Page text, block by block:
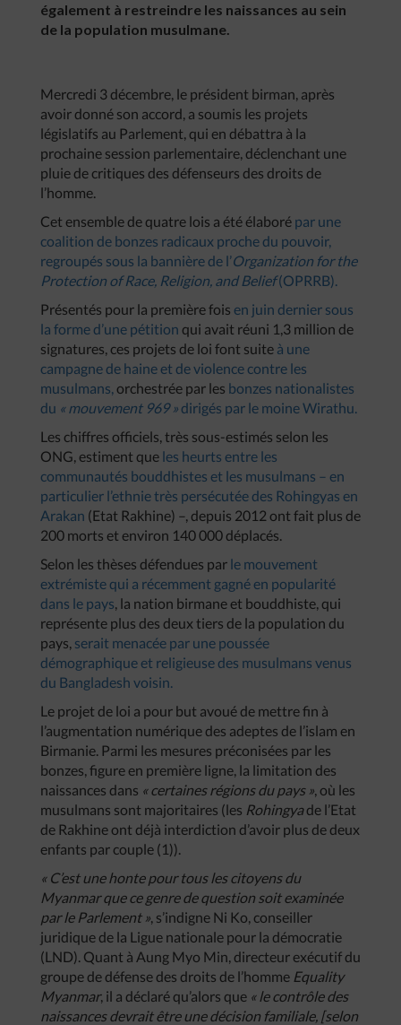
également à restreindre les naissances au sein
de la population musulmane.
Mercredi 3 décembre, le président birman, après
avoir donné son accord, a soumis les projets
législatifs au Parlement, qui en débattra à la
prochaine session parlementaire, déclenchant une
pluie de critiques des défenseurs des droits de
l’homme.
Cet ensemble de quatre lois a été élaboré par une
coalition de bonzes radicaux proche du pouvoir,
regroupés sous la bannière de l’Organization for the
Protection of Race, Religion, and Belief(OPRRB).
Présentés pour la première fois en juin dernier sous
la forme d’une pétition qui avait réuni 1,3 million de
signatures, ces projets de loi font suite à une
campagne de haine et de violence contre les
musulmans,orchestrée par les bonzes nationalistes
du « mouvement 969 » dirigés par le moine Wirathu.
Les chiffres officiels, très sous-estimés selon les
ONG, estiment que les heurts entre les
communautés bouddhistes et les musulmans – en
particulier l’ethnie très persécutée des Rohingyas en
Arakan (Etat Rakhine) –, depuis 2012 ont fait plus de
200 morts et environ 140 000 déplacés.
Selon les thèses défendues par le mouvement
extrémiste qui a récemment gagné en popularité
dans le pays, la nation birmane et bouddhiste, qui
représente plus des deux tiers de la population du
pays, serait menacée par une poussée
démographique et religieuse des musulmans venus
du Bangladesh voisin.
Le projet de loi a pour but avoué de mettre fin à
l’augmentation numérique des adeptes de l’islam en
Birmanie. Parmi les mesures préconisées par les
bonzes, figure en première ligne, la limitation des
naissances dans « certaines régions du pays », où les
musulmans sont majoritaires (les Rohingyade l’Etat
de Rakhine ont déjà interdiction d’avoir plus de deux
enfants par couple (1)).
« C’est une honte pour tous les citoyens du
Myanmar que ce genre de question soit examinée
par le Parlement », s’indigne Ni Ko, conseiller
juridique de la Ligue nationale pour la démocratie
(LND). Quant à Aung Myo Min, directeur exécutif du
groupe de défense des droits de l’homme Equality
Myanmar, il a déclaré qu’alors que « le contrôle des
naissances devrait être une décision familiale, [selon